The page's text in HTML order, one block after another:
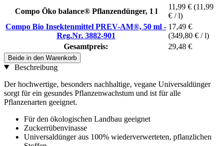
Compo Öko balance® Pflanzendünger, 1 l
11,99 € (11,99
€ / l)
Compo Bio Insektenmittel PREV-AM®, 50 ml -
Reg.Nr. 3882-901
17,49 €
(349,80 € / l)
Gesamtpreis:
29,48 €
Beide in den Warenkorb
Beschreibung
Der hochwertige, besonders nachhaltige, vegane Universaldünger
sorgt für ein gesundes Pflanzenwachstum und ist für alle
Pflanzenarten geeignet.
Für den ökologischen Landbau geeignet
Zuckerrübenvinasse
Universaldünger aus 100% wiederverwerteten, pflanzlichen